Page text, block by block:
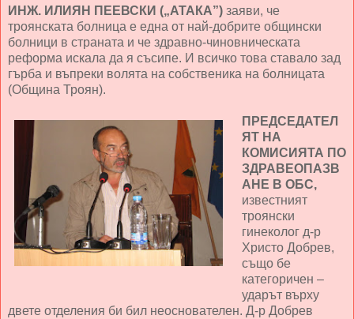
ИНЖ. ИЛИЯН ПЕЕВСКИ („АТАКА”) заяви, че
троянската болница е една от най-добрите общински
болници в страната и че здравно-чиновническата
реформа искала да я съсипе. И всичко това ставало зад
гърба и въпреки волята на собственика на болницата
(Община Троян).
ПРЕДСЕДАТЕЛ
ЯТ НА
КОМИСИЯТА ПО
ЗДРАВЕОПАЗВ
АНЕ В ОБС,
известният
троянски
гинеколог д-р
Христо Добрев,
също бе
категоричен –
ударът върху
двете отделения би бил неоснователен. Д-р Добрев